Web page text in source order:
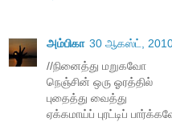
அம்பிகா 30 ஆகஸ்ட்,
//நினைத்து மறுகவோ
நெஞ்சின் ஒரு ஓரத்தில்
புதைத்து வைத்து
ஏக்கமாய்ப் புரட்டிப்